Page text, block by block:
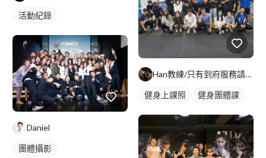
活動紀錄
Daniel
團體攝影
Han教練/只有到府服務請參閱簡介
健身上課照 健身團體課